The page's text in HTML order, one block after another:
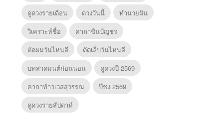
ดูดวงรายเดือน
ดวงวันนี้
ทํานายฝัน
วิเคราะห์ชื่อ
คาถาชินบัญชร
ตัดผมวันไหนดี
ตัดเล็บวันไหนดี
บทสวดมนต์ก่อนนอน
ดูดวงปี 2569
คาถาท้าวเวสสุวรรณ
ปีชง 2569
ดูดวงรายสัปดาห์